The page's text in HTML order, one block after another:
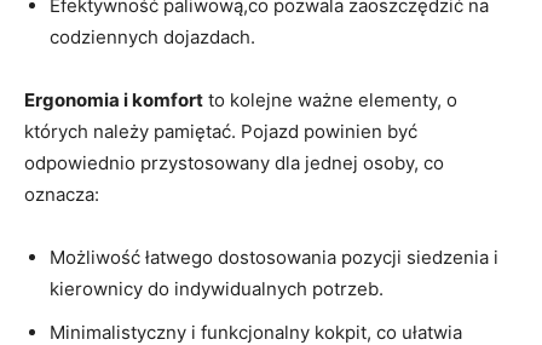
Efektywność paliwową,co pozwala zaoszczędzić na
codziennych dojazdach.
Ergonomia i komfort to kolejne ważne elementy, o
których należy pamiętać. Pojazd powinien być
odpowiednio przystosowany dla jednej osoby, co
oznacza:
Możliwość łatwego dostosowania pozycji siedzenia i
kierownicy do indywidualnych potrzeb.
Minimalistyczny i funkcjonalny kokpit, co ułatwia